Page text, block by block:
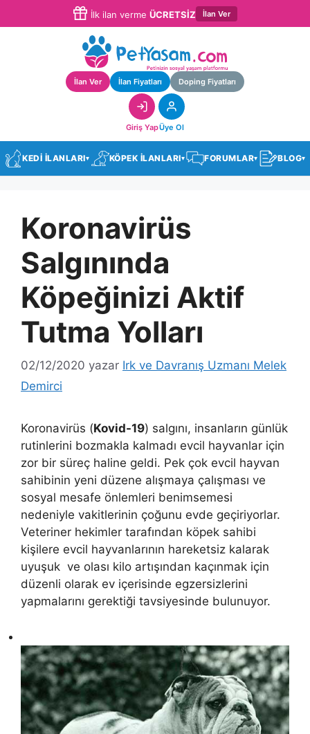
İlk ilan verme ÜCRETSİZ İlan Ver
İlan Ver İlan Fiyatları Doping Fiyatları
Giriş YapÜye Ol
KEDİ İLANLARI▾ KÖPEK İLANLARI▾ FORUMLAR▾ BLOG▾
Koronavirüs
Salgınında
Köpeğinizi Aktif
Tutma Yolları
02/12/2020 yazar Irk ve Davranış Uzmanı Melek
Demirci
Koronavirüs (Kovid-19) salgını, insanların günlük
rutinlerini bozmakla kalmadı evcil hayvanlar için
zor bir süreç haline geldi. Pek çok evcil hayvan
sahibinin yeni düzene alışmaya çalışması ve
sosyal mesafe önlemleri benimsemesi
nedeniyle vakitlerinin çoğunu evde geçiriyorlar.
Veteriner hekimler tarafından köpek sahibi
kişilere evcil hayvanlarının hareketsiz kalarak
uyuşuk ve olası kilo artışından kaçınmak için
düzenli olarak ev içerisinde egzersizlerini
yapmalarını gerektiği tavsiyesinde bulunuyor.